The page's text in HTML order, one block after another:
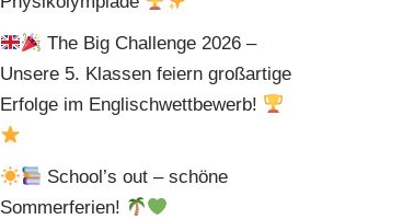
The Big Challenge 2026 –
Unsere 5. Klassen feiern großartige
Erfolge im Englischwettbewerb!
School’s out – schöne
Sommerferien!